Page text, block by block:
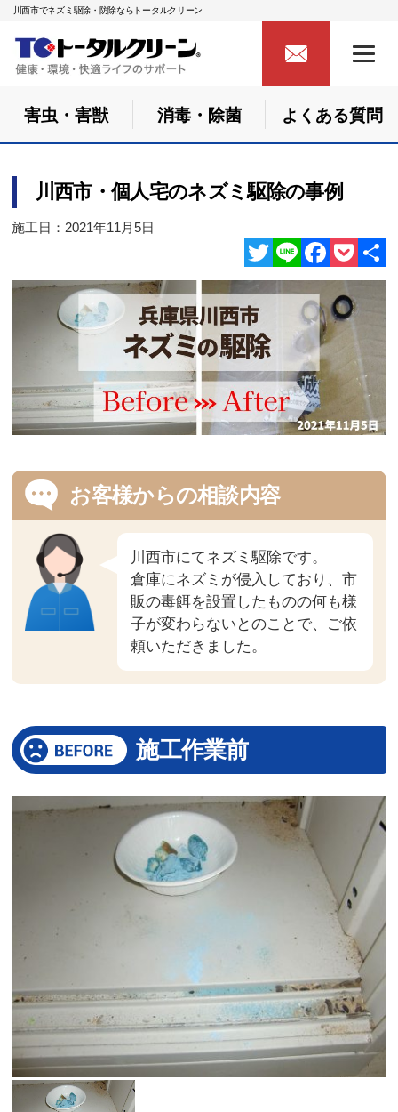
川西市でネズミ駆除・防除ならトータルクリーン
害虫・害獣 消毒・除菌 よくある質問
川西市・個人宅のネズミ駆除の事例
施工日：2021年11月5日
Twitter
LineFacebook
Pocket
共
有
お客様からの相談内容
川西市にてネズミ駆除です。
倉庫にネズミが侵入しており、市
販の毒餌を設置したものの何も様
子が変わらないとのことで、ご依
頼いただきました。
施工作業前